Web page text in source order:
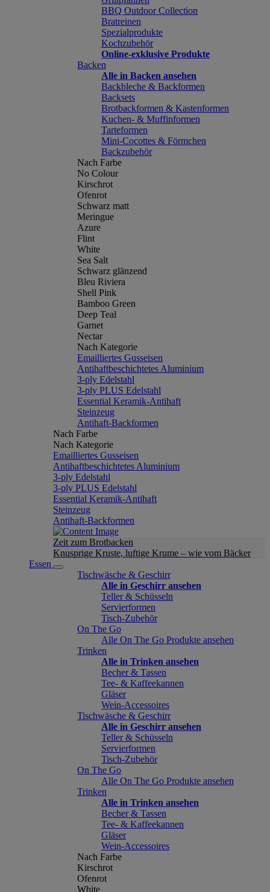
BBQ Outdoor Collection
Bratreinen
Spezialprodukte
Kochzubehör
Online-exklusive Produkte
Backen
Alle in Backen ansehen
Backbleche & Backformen
Backsets
Brotbackformen & Kastenformen
Kuchen- & Muffinformen
Tarteformen
Mini-Cocottes & Förmchen
Backzubehör
Nach Farbe
No Colour
Kirschrot
Ofenrot
Schwarz matt
Meringue
Azure
Flint
White
Sea Salt
Schwarz glänzend
Bleu Riviera
Shell Pink
Bamboo Green
Deep Teal
Garnet
Nectar
Nach Kategorie
Emailliertes Gusseisen
Antihaftbeschichtetes Aluminium
3-ply Edelstahl
3-ply PLUS Edelstahl
Essential Keramik-Antihaft
Steinzeug
Antihaft-Backformen
Nach Farbe
Nach Kategorie
Emailliertes Gusseisen
Antihaftbeschichtetes Aluminium
3-ply Edelstahl
3-ply PLUS Edelstahl
Essential Keramik-Antihaft
Steinzeug
Antihaft-Backformen
Zeit zum Brotbacken
Knusprige Kruste, luftige Krume – wie vom Bäcker
Essen
Tischwäsche & Geschirr
Alle in Geschirr ansehen
Teller & Schüsseln
Servierformen
Tisch-Zubehör
On The Go
Alle On The Go Produkte ansehen
Trinken
Alle in Trinken ansehen
Becher & Tassen
Tee- & Kaffeekannen
Gläser
Wein-Accessoires
Tischwäsche & Geschirr
Alle in Geschirr ansehen
Teller & Schüsseln
Servierformen
Tisch-Zubehör
On The Go
Alle On The Go Produkte ansehen
Trinken
Alle in Trinken ansehen
Becher & Tassen
Tee- & Kaffeekannen
Gläser
Wein-Accessoires
Nach Farbe
Kirschrot
Ofenrot
White